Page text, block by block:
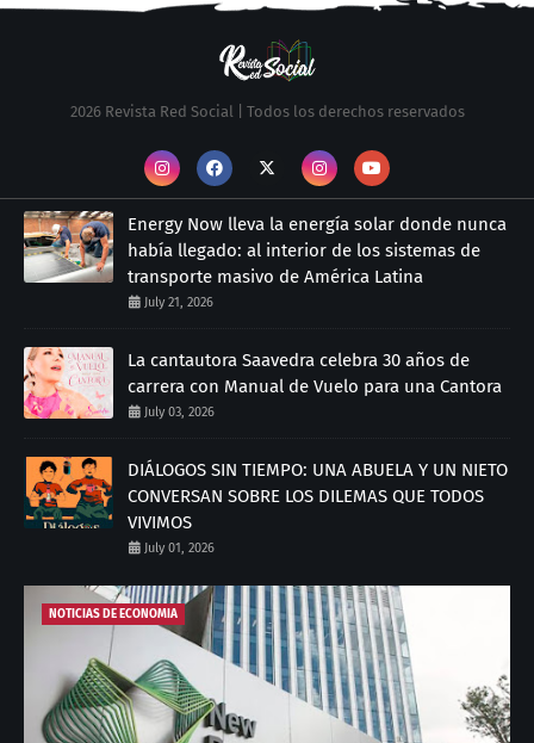
2026 Revista Red Social | Todos los derechos reservados
Energy Now lleva la energía solar donde nunca
había llegado: al interior de los sistemas de
transporte masivo de América Latina
July 21, 2026
La cantautora Saavedra celebra 30 años de
carrera con Manual de Vuelo para una Cantora
July 03, 2026
DIÁLOGOS SIN TIEMPO: UNA ABUELA Y UN NIETO
CONVERSAN SOBRE LOS DILEMAS QUE TODOS
VIVIMOS
July 01, 2026
NOTICIAS DE ECONOMIA